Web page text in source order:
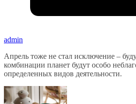
admin
Апрель тоже не стал исключение –
комбинации планет будут особо
определенных видов деятельности.